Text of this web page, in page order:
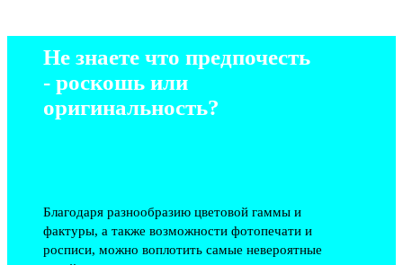
Не знаете что предпочесть
- роскошь или
оригинальность?
Благодаря разнообразию цветовой гаммы и
фактуры, а также возможности фотопечати и
росписи, можно воплотить самые невероятные